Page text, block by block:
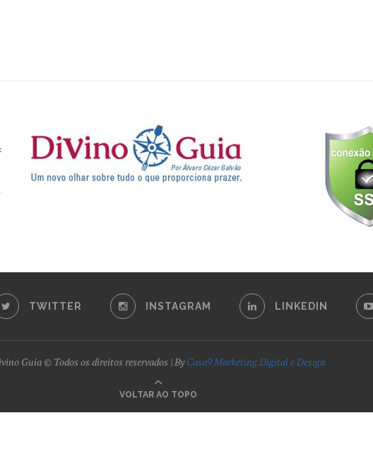
TWITTER INSTAGRAM LINKEDIN
Guia © Todos os direitos reservados | ByCasa9 Marketing Digital e Design
VOLTAR AO TOPO